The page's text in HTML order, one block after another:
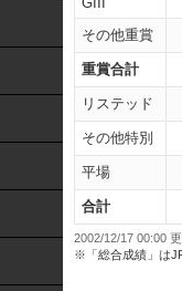
その他重賞
重賞合計
リステッド
その他特別
平場
合計
2002/12/17 00:00
※「総合成績」は